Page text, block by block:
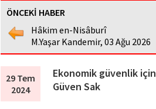
ÖNCEKİ HABER
Hâkim en-Nisâburî
M.Yaşar Kandemir, 03 Ağu 2026
29 Tem
2024
Ekonomik güvenlik
Güven Sak